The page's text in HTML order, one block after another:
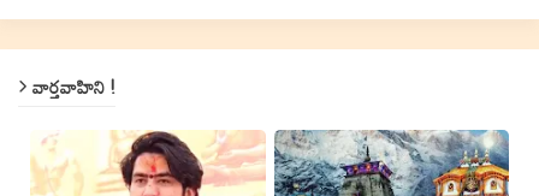
వార్తవాహిని !